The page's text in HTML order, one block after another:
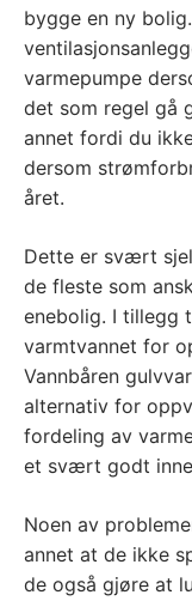
bygge en ny
varmepumpe
det som regel gå
annet fordi du
dersom
året.
Dette er svært
de fleste som
enebolig. I tillegg
varmtvannet for
Vannbåren
alternativ for
fordeling av
et svært godt
Noen av
annet at de ikke
de også gjøre at